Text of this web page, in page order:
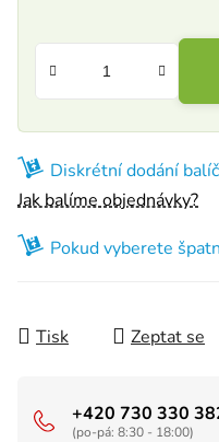
Diskrétní dodání
Jak balíme objednávky?
Pokud vyberete
Tisk Zeptat se
+420 730 330
(po-pá: 8:30 - 18:00)